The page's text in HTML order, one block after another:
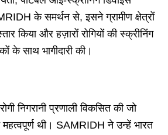
के समर्थन से, इसने ग्रामीण क्षेत्रों
किया और हज़ारों रोगियों की स्क्रीनिंग
के साथ भागीदारी की।
निगरानी प्रणाली विकसित की जो
थी। SAMRIDH ने उन्हें भारत